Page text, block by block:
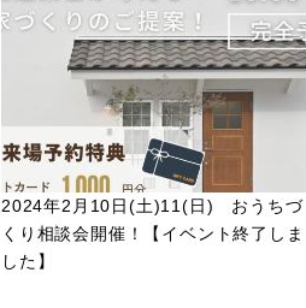
2024年2月10日(土)11(日) おうちづ
くり相談会開催！【イベント終了しま
した】